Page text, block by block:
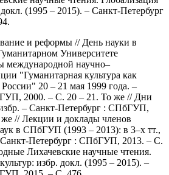
(1995 – 2015). – Санкт-Петербург
и реформы // День науки в
Университете
международной научно–
"Гуманитарная культура как
20 – 21 мая 1999 года. –
2000. – С. 20 – 21. То же // Дни
– Санкт-Петербург : СПбГУП,
// Лекции и доклады членов
в СПбГУП (1993 – 2013): в 3–х тт.,
Петербург : СПбГУП, 2013. – С.
Лихачевские научные чтения.
избр. докл. (1995 – 2015). –